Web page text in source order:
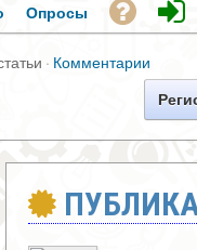
Опросы
· Комментарии